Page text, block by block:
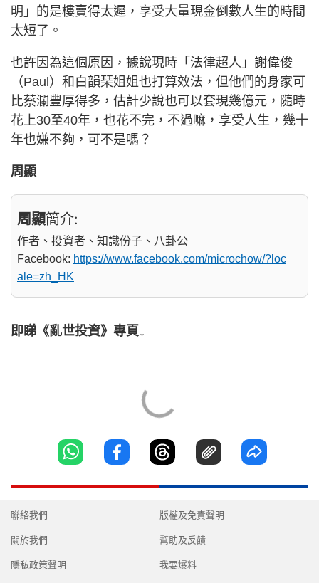
明」的是樓賣得太遲，享受大量現金倒數人生的時間
太短了。
也許因為這個原因，據說現時「法律超人」謝偉俊
（Paul）和白韻琹姐姐也打算效法，但他們的身家可
比蔡瀾豐厚得多，估計少說也可以套現幾億元，隨時
花上30至40年，也花不完，不過嘛，享受人生，幾十
年也嫌不夠，可不是嗎？
周顯
周顯簡介:
作者、投資者、知識份子、八卦公
Facebook: https://www.facebook.com/microchow/?loc
ale=zh_HK
即睇《亂世投資》專頁↓
聯絡我們
關於我們
隱私政策聲明
版權及免責聲明
幫助及反饋
我要爆料